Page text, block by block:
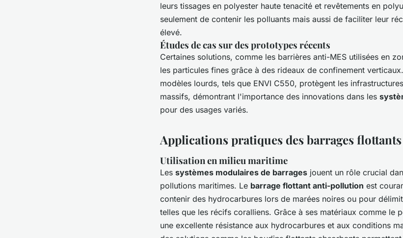
leurs tissages en polyester haute tenacité et revêtements en
seulement de contenir les polluants mais aussi de faciliter leur
élevé.
Études de cas sur des prototypes récents
Certaines solutions, comme les barrières anti-MES utilisées en
les particules fines grâce à des rideaux de confinement
modèles lourds, tels que ENVI C550, protègent les
massifs, démontrant l'importance des innovations dans les
pour des usages variés.
Applications pratiques des barrages flottants
Utilisation en milieu maritime
Les systèmes modulaires de barrages jouent un rôle crucial
pollutions maritimes. Le barrage flottant anti-pollution est
contenir des hydrocarbures lors de marées noires ou pour
telles que les récifs coralliens. Grâce à ses matériaux comme le
une excellente résistance aux hydrocarbures et aux conditions